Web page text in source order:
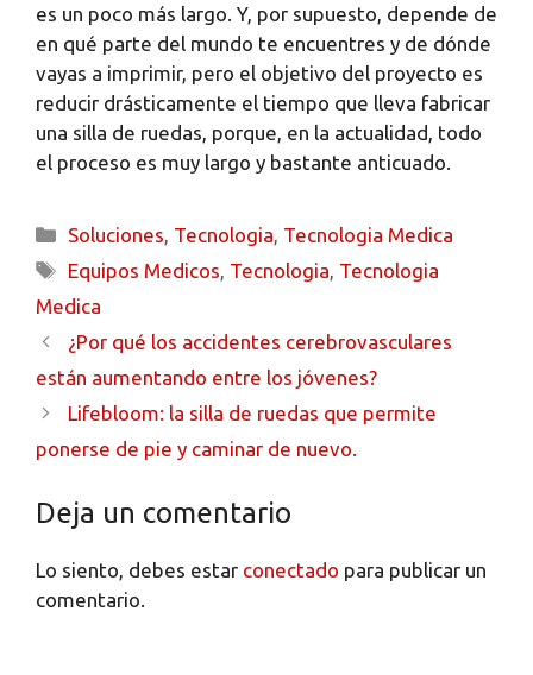
es un poco más largo. Y, por supuesto, depende de
en qué parte del mundo te encuentres y de dónde
vayas a imprimir, pero el objetivo del proyecto es
reducir drásticamente el tiempo que lleva fabricar
una silla de ruedas, porque, en la actualidad, todo
el proceso es muy largo y bastante anticuado.
Soluciones Tecnologia Tecnologia Medica
Equipos Medicos Tecnologia Tecnologia
Medica
¿Por qué los accidentes cerebrovasculares
están aumentando entre los jóvenes?
Lifebloom: la silla de ruedas que permite
ponerse de pie y caminar de nuevo.
Deja un comentario
Lo siento, debes estar conectado para publicar un
comentario.